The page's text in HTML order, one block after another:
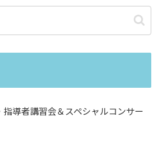
導者講習会＆スペシャルコンサー